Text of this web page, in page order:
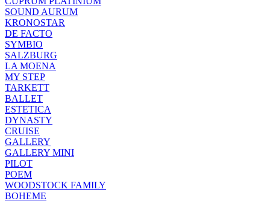
SOUND AURUM
KRONOSTAR
DE FACTO
SYMBIO
SALZBURG
LA MOENA
MY STEP
TARKETT
BALLET
ESTETICA
DYNASTY
CRUISE
GALLERY
GALLERY MINI
PILOT
POEM
WOODSTOCK FAMILY
BOHEME